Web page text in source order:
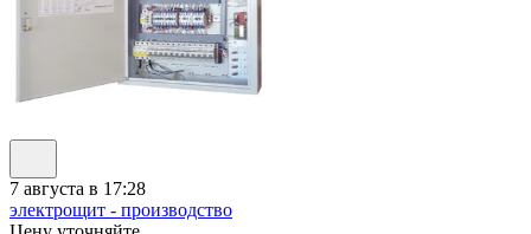
7 августа в 17:28
электрощит - производство